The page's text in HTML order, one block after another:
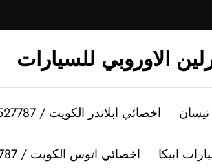
الاوروبي للسيارات
اخصائي ابلاندر الكويت / 99527787 / كراج تصليح سيارات ابلاندر
اخصائي اتوس الكويت / 99527787 / كراج تصليح سيارات اتوس